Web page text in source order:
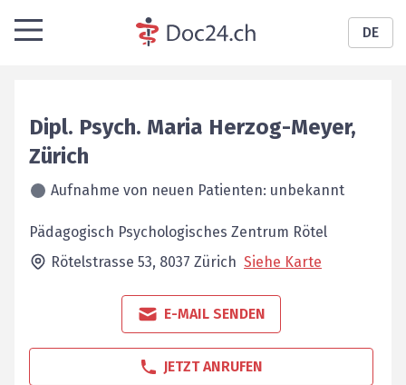
DE
Dipl. Psych. Maria Herzog-Meyer,
Zürich
Aufnahme von neuen Patienten: unbekannt
Pädagogisch Psychologisches Zentrum Rötel
Rötelstrasse 53, 8037 Zürich Siehe Karte
E-MAIL SENDEN
JETZT ANRUFEN